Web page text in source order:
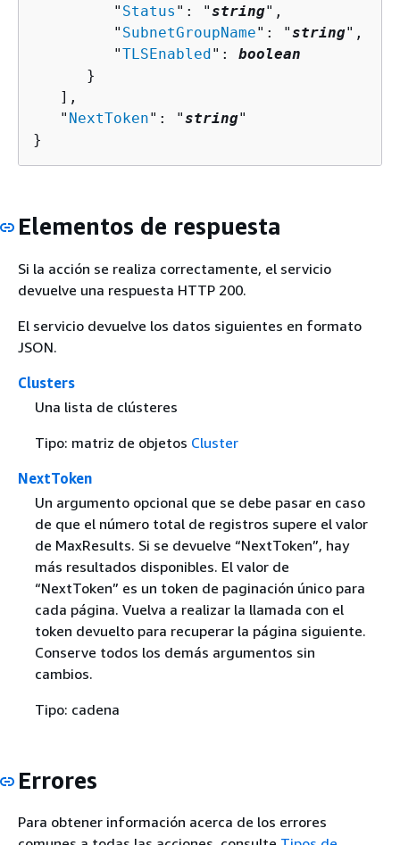
         "
Status ": "string",
         "
SubnetGroupName": "string",
         "
TLSEnabled": boolean
      }
   ],
   "
NextToken": "string"
}
Elementos de respuesta
Si la acción se realiza correctamente, el servicio
devuelve una respuesta HTTP 200.
El servicio devuelve los datos siguientes en formato
JSON.
Clusters
Una lista de clústeres
Tipo: matriz de objetos Cluster
NextToken
Un argumento opcional que se debe pasar en caso
de que el número total de registros supere el valor
de MaxResults. Si se devuelve “NextToken”, hay
más resultados disponibles. El valor de
“NextToken” es un token de paginación único para
cada página. Vuelva a realizar la llamada con el
token devuelto para recuperar la página siguiente.
Conserve todos los demás argumentos sin
cambios.
Tipo: cadena
Errores
Para obtener información acerca de los errores